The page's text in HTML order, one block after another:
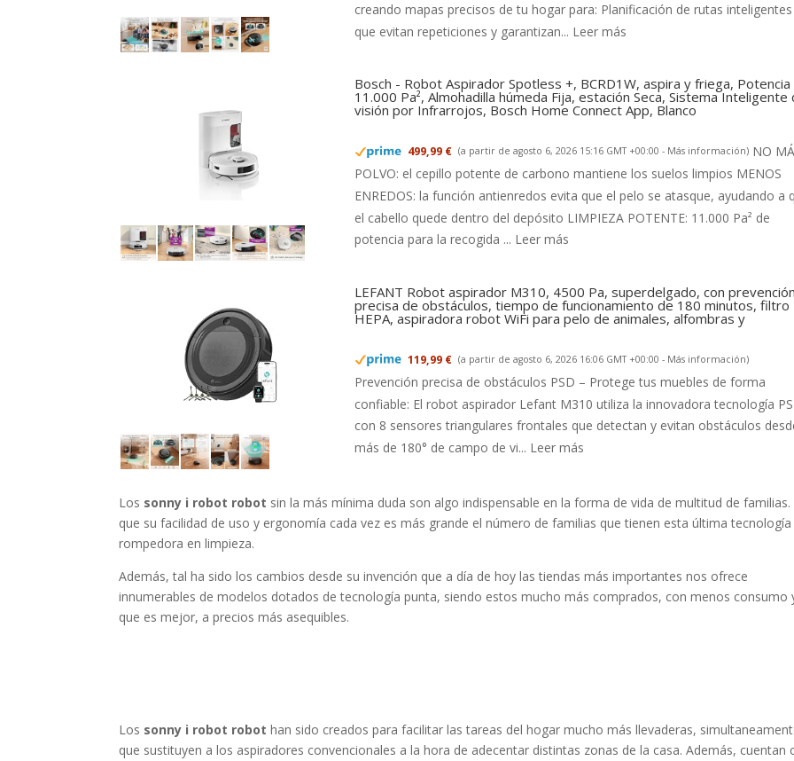
creando mapas precisos de tu hogar para: Planificación de rutas inteligentes
que evitan repeticiones y garantizan... Leer más
Bosch - Robot Aspirador Spotless +, BCRD1W, aspira y friega, Potencia
11.000 Pa², Almohadilla húmeda Fija, estación Seca, Sistema Inteligente
visión por Infrarrojos, Bosch Home Connect App, Blanco
499,99 € (a partir de agosto 6, 2026 15:16 GMT +00:00 - Más información) NO
POLVO: el cepillo potente de carbono mantiene los suelos limpios MENOS
ENREDOS: la función antienredos evita que el pelo se atasque, ayudando a
el cabello quede dentro del depósito LIMPIEZA POTENTE: 11.000 Pa² de
potencia para la recogida ... Leer más
LEFANT Robot aspirador M310, 4500 Pa, superdelgado, con prevención
precisa de obstáculos, tiempo de funcionamiento de 180 minutos, filtro
HEPA, aspiradora robot WiFi para pelo de animales, alfombras y
119,99 € (a partir de agosto 6, 2026 16:06 GMT +00:00 - Más información)
Prevención precisa de obstáculos PSD – Protege tus muebles de forma
confiable: El robot aspirador Lefant M310 utiliza la innovadora tecnología
con 8 sensores triangulares frontales que detectan y evitan obstáculos
más de 180° de campo de vi... Leer más
Los sonny i robot robot sin la más mínima duda son algo indispensable en la forma de vida de multitud de familias.
que su facilidad de uso y ergonomía cada vez es más grande el número de familias que tienen esta última tecnología
rompedora en limpieza.
Además, tal ha sido los cambios desde su invención que a día de hoy las tiendas más importantes nos ofrece
innumerables de modelos dotados de tecnología punta, siendo estos mucho más comprados, con menos consumo
que es mejor, a precios más asequibles.
Los sonny i robot robot han sido creados para facilitar las tareas del hogar mucho más llevaderas,
que sustituyen a los aspiradores convencionales a la hora de adecentar distintas zonas de la casa. Además, cuentan